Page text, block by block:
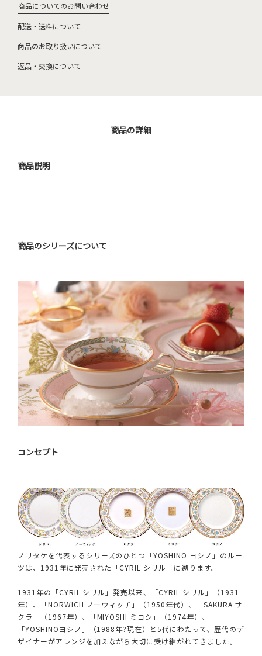
商品についてのお問い合わせ
配送・送料について
商品のお取り扱いについて
返品・交換について
商品の詳細
商品説明
商品のシリーズについて
コンセプト
ノリタケを代表するシリーズのひとつ「YOSHINO ヨシノ」のルー
ツは、1931年に発売された「CYRIL シリル」に遡ります。
1931年の「CYRIL シリル」発売以来、「CYRIL シリル」（1931
年）、「NORWICH ノーウィッチ」（1950年代）、「SAKURA サ
クラ」（1967年）、「MIYOSHI ミヨシ」（1974年）、
「YOSHINOヨシノ」（1988年?現在）と5代にわたって、歴代のデ
ザイナーがアレンジを加えながら大切に受け継がれてきました。